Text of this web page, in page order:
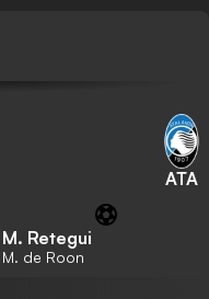
ATA
M. Retegui
M. de Roon